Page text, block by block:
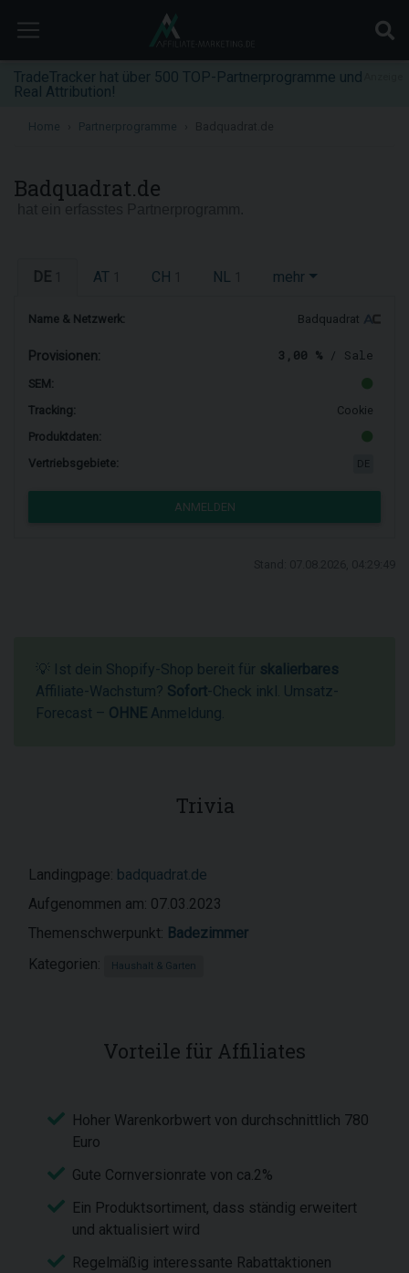
TradeTracker hat über 500 TOP-Partnerprogramme und
Real Attribution!
Home Partnerprogramme
Badquadrat.de
DE AT CH NL mehr
Name & Netzwerk: Badquadrat
Provisionen: 3,00 % / Sale
SEM:
Tracking:
Cookie
Produktdaten:
Vertriebsgebiete:
ANMELDEN
💡 Ist dein Shopify-Shop bereit für skalierbares
Affiliate-Wachstum? Sofort-Check inkl. Umsatz-
Forecast – OHNE Anmeldung.
Trivia
Landingpage: badquadrat.de
Aufgenommen am: 07.03.2023
Themenschwerpunkt: Badezimmer
Kategorien:
Haushalt & Garten
Vorteile für Affiliates
Hoher Warenkorbwert von durchschnittlich 780
Euro
Gute Cornversionrate von ca.2%
Ein Produktsortiment, dass ständig erweitert
und aktualisiert wird
Regelmäßig interessante Rabattaktionen